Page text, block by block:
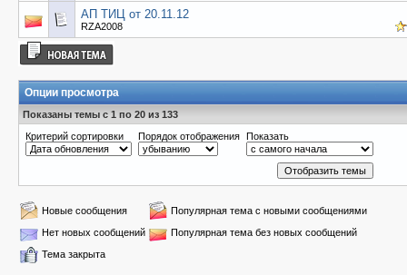
АП ТИЦ от 20.11.12
RZA2008
Опции просмотра
Показаны темы с 1 по 20 из 133
Критерий сортировки
Порядок отображения Показать
Новые сообщения
Популярная тема с новыми сообщениями
Нет новых сообщений
Популярная тема без новых сообщений
Тема закрыта